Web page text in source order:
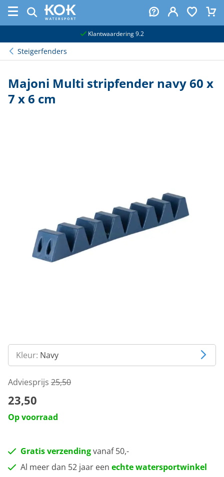
Klantwaardering 9.2
Steigerfenders
Majoni Multi stripfender navy 60 x
7 x 6 cm
Kleur: Navy
Adviesprijs 25,50
23,50
Op voorraad
Gratis verzendingvanaf 50,-
Al meer dan 52 jaar een echte watersportwinkel